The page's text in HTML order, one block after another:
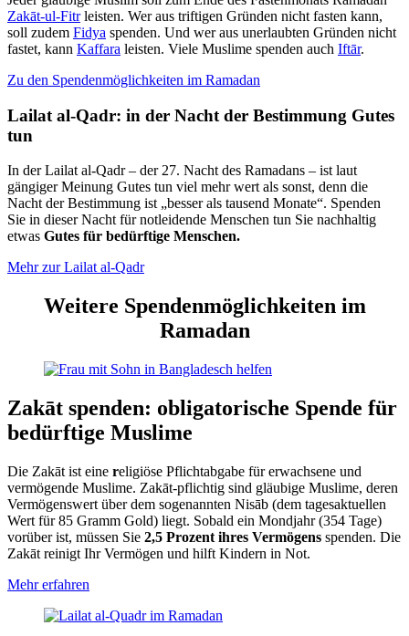
Zakāt-ul-Fitrleisten. Wer aus triftigen Gründen nicht fasten kann,
soll zudem Fidya spenden. Und wer aus unerlaubten Gründen nicht
fastet, kann Kaffara leisten. Viele Muslime spenden auch Iftār.
Zu den Spendenmöglichkeiten im Ramadan
Lailat al-Qadr: in der Nacht der Bestimmung Gutes
tun
In der Lailat al-Qadr – der 27. Nacht des Ramadans – ist laut
gängiger Meinung Gutes tun viel mehr wert als sonst, denn die
Nacht der Bestimmung ist „besser als tausend Monate“. Spenden
Sie in dieser Nacht für not­leidende Menschen tun Sie nach­haltig
etwas Gutes für bedürf­tige Menschen.
Mehr zur Lailat al-Qadr
Weitere Spendenmöglichkeiten im
Ramadan
Zakāt spenden: obliga­torische Spende für
bedürf­tige Muslime
Die Zakāt ist eine reli­giöse Pflicht­abgabe für erwach­sene und
vermö­gende Muslime. Zakāt-pflichtig sind gläubige Muslime, deren
Vermögens­wert über dem soge­nannten Nisāb (dem tages­aktuellen
Wert für 85 Gramm Gold) liegt. Sobald ein Mondjahr (354 Tage)
vorüber ist, müssen Sie 2,5 Prozent ihres Vermögens spenden. Die
Zakāt reinigt Ihr Vermögen und hilft Kindern in Not.
Mehr erfahren